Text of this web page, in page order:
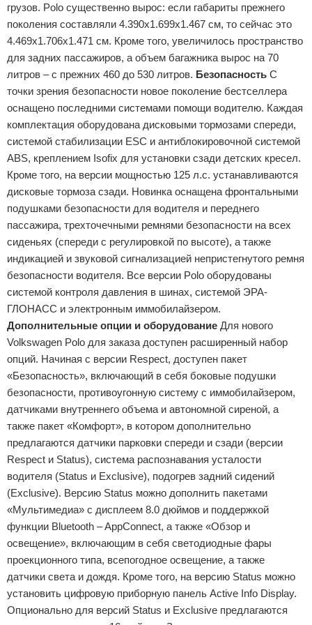
грузов. Polo существенно вырос: если габариты прежнего
поколения составляли 4.390x1.699x1.467 см, то сейчас это
4.469x1.706x1.471 см. Кроме того, увеличилось пространство
для задних пассажиров, а объем багажника вырос на 70
литров – с прежних 460 до 530 литров. Безопасность С
точки зрения безопасности новое поколение бестселлера
оснащено последними системами помощи водителю. Каждая
комплектация оборудована дисковыми тормозами спереди,
системой стабилизации ESC и антиблокировочной системой
ABS, креплением Isofix для установки сзади детских кресел.
Кроме того, на версии мощностью 125 л.с. устанавливаются
дисковые тормоза сзади. Новинка оснащена фронтальными
подушками безопасности для водителя и переднего
пассажира, трехточечными ремнями безопасности на всех
сиденьях (спереди с регулировкой по высоте), а также
индикацией и звуковой сигнализацией непристегнутого ремня
безопасности водителя. Все версии Polo оборудованы
системой контроля давления в шинах, системой ЭРА-
ГЛОНАСС и электронным иммобилайзером.
Дополнительные опции и оборудование Для нового
Volkswagen Polo для заказа доступен расширенный набор
опций. Начиная с версии Respect, доступен пакет
«Безопасность», включающий в себя боковые подушки
безопасности, противоугонную систему с иммобилайзером,
датчиками внутреннего объема и автономной сиреной, а
также пакет «Комфорт», в котором дополнительно
предлагаются датчики парковки спереди и сзади (версии
Respect и Status), система распознавания усталости
водителя (Status и Exclusive), подогрев задний сидений
(Exclusive). Версию Status можно дополнить пакетами
«Мультимедиа» с дисплеем 8.0 дюймов и поддержкой
функции Bluetooth – AppConnect, а также «Обзор и
освещение», включающим в себя светодиодные фары
проекционного типа, всепогодное освещение, а также
датчики света и дождя. Кроме того, на версию Status можно
установить цифровую приборную панель Active Info Display.
Опционально для версий Status и Exclusive предлагаются